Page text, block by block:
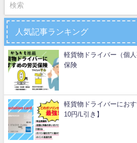
人気記事ランキング
軽貨物ドライバー（個
保険
軽貨物ドライバーにお
10円/L引き】